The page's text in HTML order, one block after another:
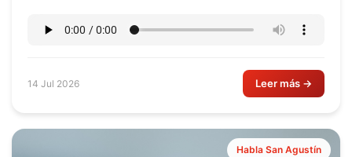
14 Jul 2026 Leer más →
Habla San Agustín